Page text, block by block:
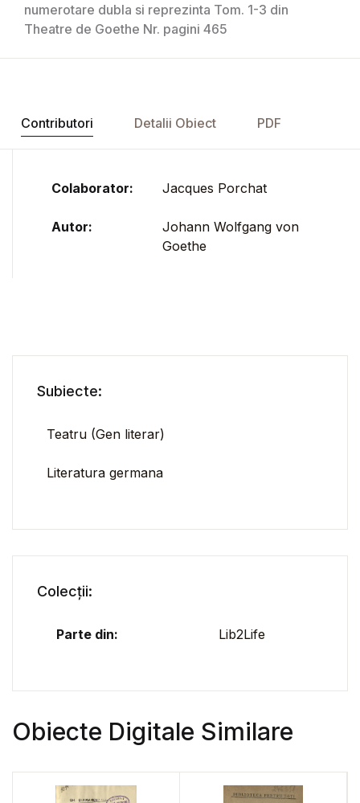
numerotare dubla si reprezinta Tom. 1-3 din
Theatre de Goethe Nr. pagini 465
Contributori Detalii Obiect PDF
Colaborator: Jacques Porchat
Autor:
Johann Wolfgang von
Goethe
Subiecte:
Teatru (Gen literar)
Literatura germana
Colecții:
Parte din: Lib2Life
Obiecte Digitale Similare